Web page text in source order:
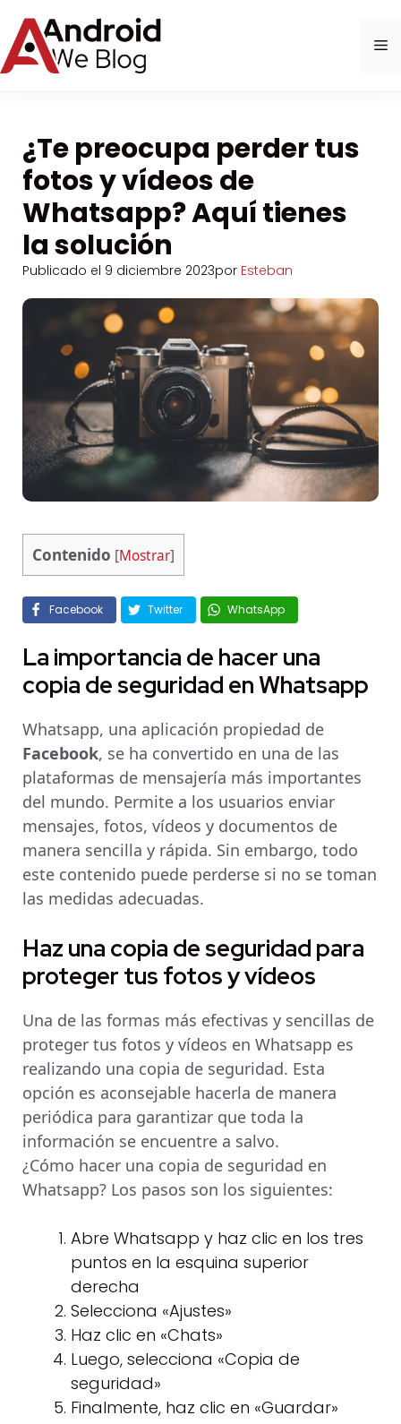
al
contenido
¿Te preocupa perder tus
fotos y vídeos de
Whatsapp? Aquí tienes
la solución
Publicado el 9 diciembre 2023por Esteban
Contenido [Mostrar]
Facebook Twitter WhatsApp
La importancia de hacer una
copia de seguridad en Whatsapp
Whatsapp, una aplicación propiedad de
Facebook, se ha convertido en una de las
plataformas de mensajería más importantes
del mundo. Permite a los usuarios enviar
mensajes, fotos, vídeos y documentos de
manera sencilla y rápida. Sin embargo, todo
este contenido puede perderse si no se toman
las medidas adecuadas.
Haz una copia de seguridad para
proteger tus fotos y vídeos
Una de las formas más efectivas y sencillas de
proteger tus fotos y vídeos en Whatsapp es
realizando una copia de seguridad. Esta
opción es aconsejable hacerla de manera
periódica para garantizar que toda la
información se encuentre a salvo.
¿Cómo hacer una copia de seguridad en
Whatsapp? Los pasos son los siguientes:
Abre Whatsapp y haz clic en los tres
puntos en la esquina superior
derecha
Selecciona «Ajustes»
Haz clic en «Chats»
Luego, selecciona «Copia de
seguridad»
Finalmente, haz clic en «Guardar»